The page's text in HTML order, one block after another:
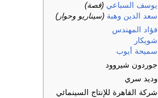
يوسف السباعي (قصة)
سعد الدين وهبة (سيناريو وحوار)
فؤاد المهندس
شويكار
سميحة أيوب
جوردون شيروود
وديد سري
شركة القاهرة للإنتاج السينمائي